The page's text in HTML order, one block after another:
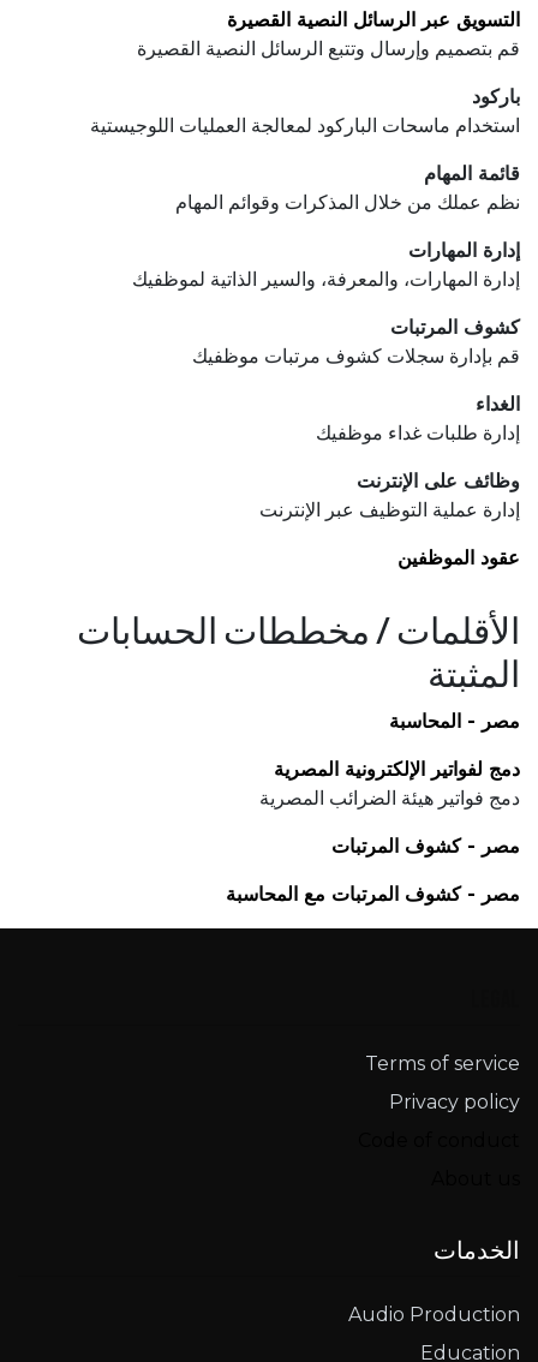
التسويق عبر الرسائل النصية القصيرة
قم بتصميم وإرسال وتتبع الرسائل النصية القصيرة
باركود
استخدام ماسحات الباركود لمعالجة العمليات اللوجيستية
قائمة المهام
نظم عملك من خلال المذكرات وقوائم المهام
إدارة المهارات
إدارة المهارات، والمعرفة، والسير الذاتية لموظفيك
كشوف المرتبات
قم بإدارة سجلات كشوف مرتبات موظفيك
الغداء
إدارة طلبات غداء موظفيك
وظائف على الإنترنت
إدارة عملية التوظيف عبر الإنترنت
عقود الموظفين
الأقلمات / مخططات الحسابات
المثبتة
مصر - المحاسبة
دمج لفواتير الإلكترونية المصرية
دمج فواتير هيئة الضرائب المصرية
مصر - كشوف المرتبات
مصر - كشوف المرتبات مع المحاسبة
Terms of service​
Privacy policy
الخدمات
Audio Production
Education